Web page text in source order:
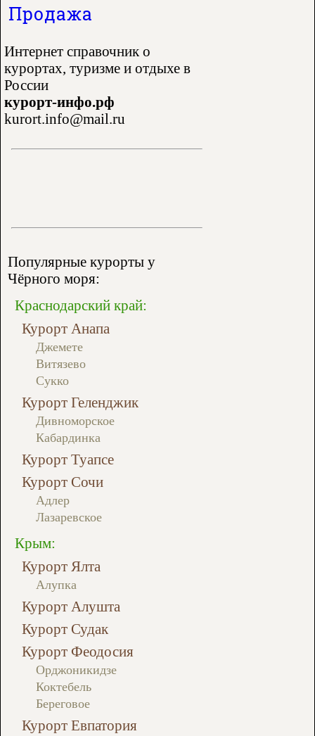
Продажа
Интернет справочник о
курортах, туризме и отдыхе в
России
курорт-инфо.рф
kurort.info@mail.ru
Популярные курорты у
Чёрного моря:
Краснодарский край:
Курорт Анапа
Джемете
Витязево
Сукко
Курорт Геленджик
Дивноморское
Кабардинка
Курорт Туапсе
Курорт Сочи
Адлер
Лазаревское
Крым:
Курорт Ялта
Алупка
Курорт Алушта
Курорт Судак
Курорт Феодосия
Орджоникидзе
Коктебель
Береговое
Курорт Евпатория